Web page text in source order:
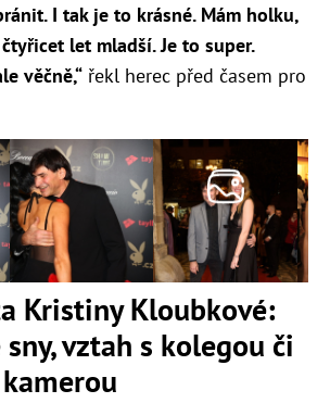
I tak je to krásné. Mám holku,
let mladší. Je to super.
věčně,“ řekl herec před časem pro
Kristiny Kloubkové:
vztah s kolegou či